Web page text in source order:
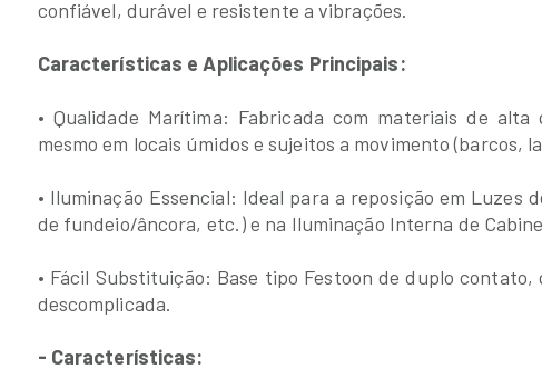
confiável, durável e resistente a vibrações.
Características e Aplicações Principais:
• Qualidade Marítima: Fabricada com materiais de
mesmo em locais úmidos e sujeitos a movimento (barcos,
• Iluminação Essencial: Ideal para a reposição em Luzes
de fundeio/âncora, etc.) e na Iluminação Interna de
• Fácil Substituição: Base tipo Festoon de duplo
descomplicada.
- Características: